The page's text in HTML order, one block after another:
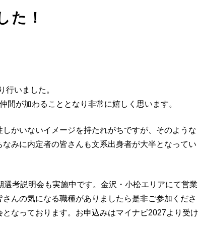
た！
行いました。
が加わることとなり非常に嬉しく思います。
かいないイメージを持たれがちですが、そのような
みに内定者の皆さんも文系出身者が大半となってい
考説明会も実施中です。金沢・小松エリアにて営業
んの気になる職種がありましたら是非ご参加くださ
なっております。お申込みはマイナビ2027より受け